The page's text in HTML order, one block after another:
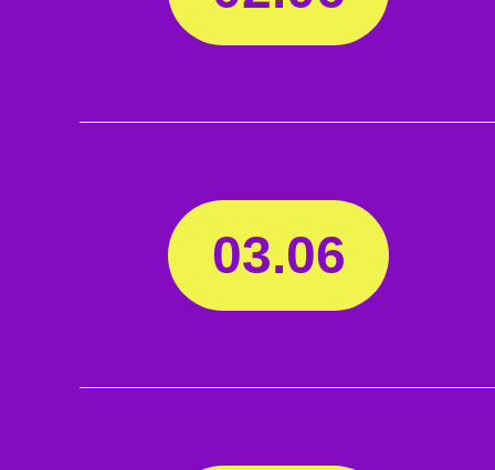
03.06